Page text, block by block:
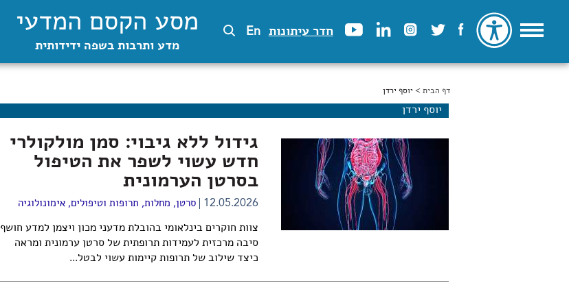
חדר עיתונות En מסע הקסם המדעי
מדע ותרבות בשפה ידידותית
הינך נמצא כאן
דף הבית > יוסף ירדן
יוסף ירדן
גידול ללא גיבוי: סמן מולקולרי
חדש עשוי לשפר את הטיפול
בסרטן הערמונית
12.05.2026 סרטן, מחלות, תרופות וטיפולים,אימונולוגיה
צוות חוקרים בינלאומי בהובלת מדעני מכון ויצמן למדע חושף
סיבה מרכזית לעמידות תרופתית של סרטן ערמונית ומראה
כיצד שילוב של תרופות קיימות עשוי לבטל...